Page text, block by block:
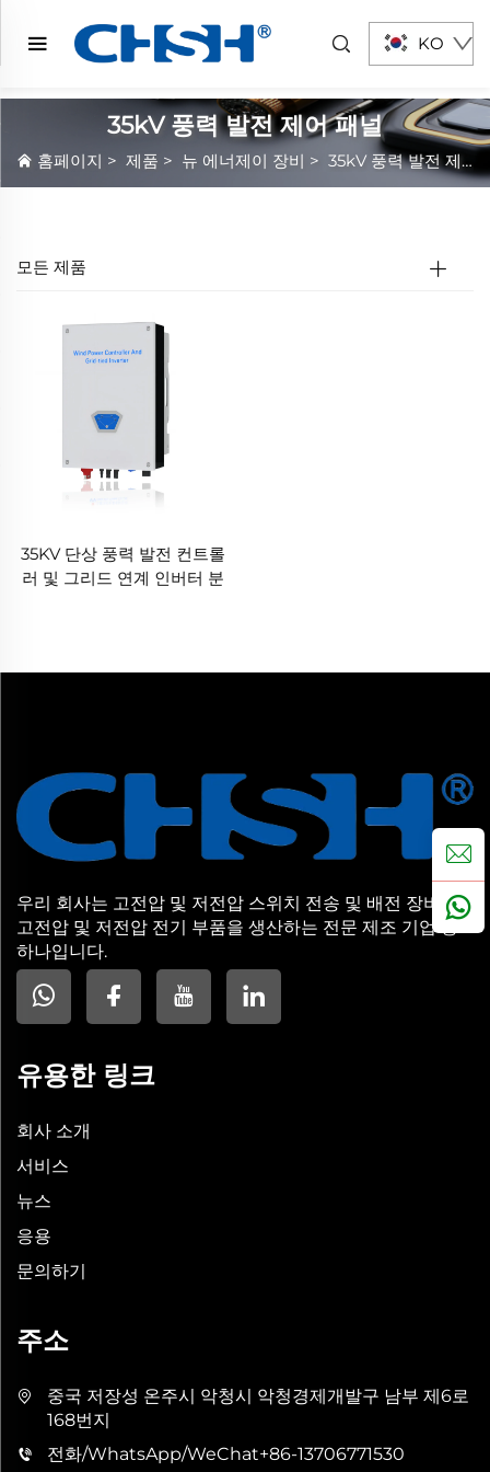
KO
35kV 풍력 발전 제어 패널
홈페이지 > 제품 > 뉴 에너제이 장비 > 35kV 풍력 발전 제어 패널
모든 제품
35KV 단상 풍력 발전 컨트롤
러 및 그리드 연계 인버터 분
우리 회사는 고전압 및 저전압 스위치 전송 및 배전 장비와
고전압 및 저전압 전기 부품을 생산하는 전문 제조 기업 중
하나입니다.
유용한 링크
회사 소개
서비스
뉴스
응용
문의하기
주소
중국 저장성 온주시 악청시 악청경제개발구 남부 제6로
168번지
전화/WhatsApp/WeChat+86-13706771530